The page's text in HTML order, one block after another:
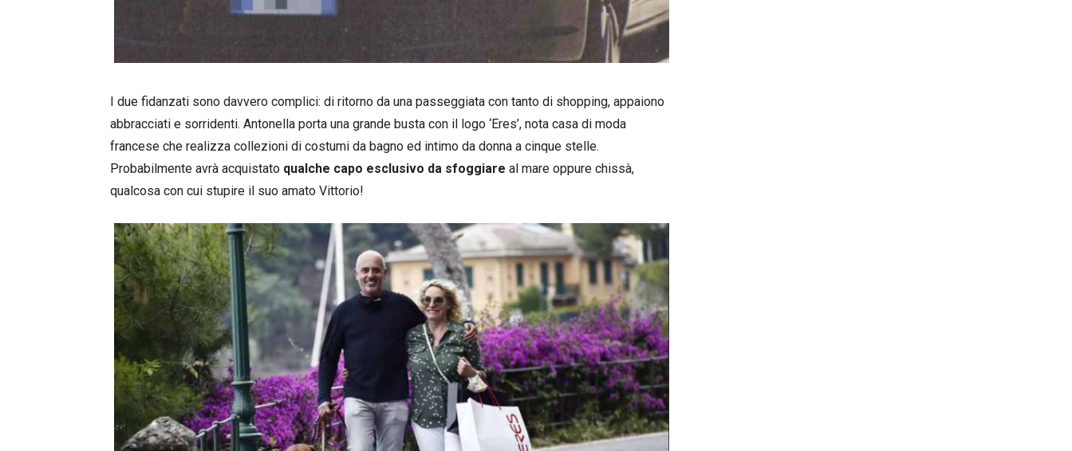
I due fidanzati sono davvero complici: di ritorno da una passeggiata con tanto di shopping, appaiono
abbracciati e sorridenti. Antonella porta una grande busta con il logo ‘Eres’, nota casa di moda
francese che realizza collezioni di costumi da bagno ed intimo da donna a cinque stelle.
Probabilmente avrà acquistato qualche capo esclusivo da sfoggiare al mare oppure chissà,
qualcosa con cui stupire il suo amato Vittorio!